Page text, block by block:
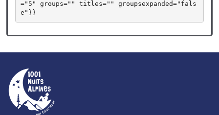
="5" groups="" titles="" groupsexpanded="fals
e"}}